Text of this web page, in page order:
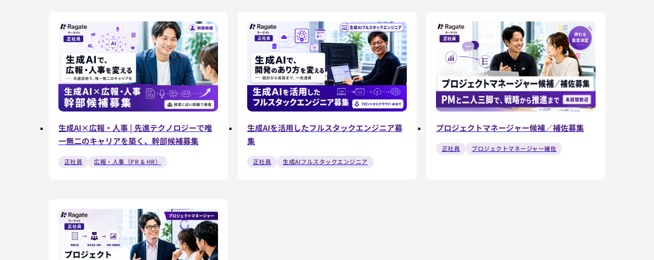
生成AI×広報・人事 | 先進テクノロジーで唯
一無二のキャリアを築く、幹部候補募集
正社員 広報・人事（PR & HR）
生成AIを活用したフルスタックエンジニア募
集
正社員 生成AIフルスタックエンジニア
プロジェクトマネージャー候補／補佐募集
正社員 プロジェクトマネージャー補佐